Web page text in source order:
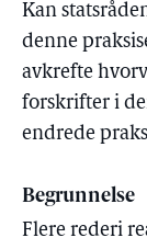
Kan
denne
avkrefte
forskrifter i
endrede
Begrunnelse
Flere rederi